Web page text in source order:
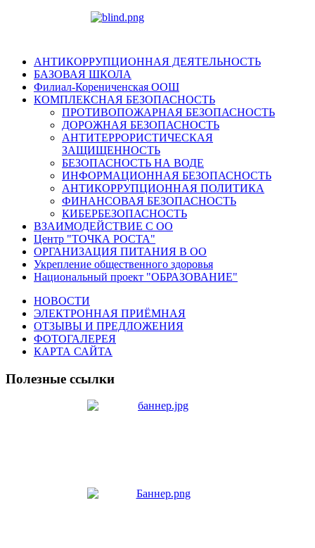
АНТИКОРРУПЦИОННАЯ ДЕЯТЕЛЬНОСТЬ
БАЗОВАЯ ШКОЛА
Филиал-Корениченская ООШ
КОМПЛЕКСНАЯ БЕЗОПАСНОСТЬ
ПРОТИВОПОЖАРНАЯ БЕЗОПАСНОСТЬ
ДОРОЖНАЯ БЕЗОПАСНОСТЬ
АНТИТЕРРОРИСТИЧЕСКАЯ
ЗАЩИЩЕННОСТЬ
БЕЗОПАСНОСТЬ НА ВОДЕ
ИНФОРМАЦИОННАЯ БЕЗОПАСНОСТЬ
АНТИКОРРУПЦИОННАЯ ПОЛИТИКА
ФИНАНСОВАЯ БЕЗОПАСНОСТЬ
КИБЕРБЕЗОПАСНОСТЬ
ВЗАИМОДЕЙСТВИЕ С ОО
Центр "ТОЧКА РОСТА"
ОРГАНИЗАЦИЯ ПИТАНИЯ В ОО
Укрепление общественного здоровья
Национальный проект "ОБРАЗОВАНИЕ"
НОВОСТИ
ЭЛЕКТРОННАЯ ПРИЁМНАЯ
ОТЗЫВЫ И ПРЕДЛОЖЕНИЯ
ФОТОГАЛЕРЕЯ
КАРТА САЙТА
Полезные ссылки